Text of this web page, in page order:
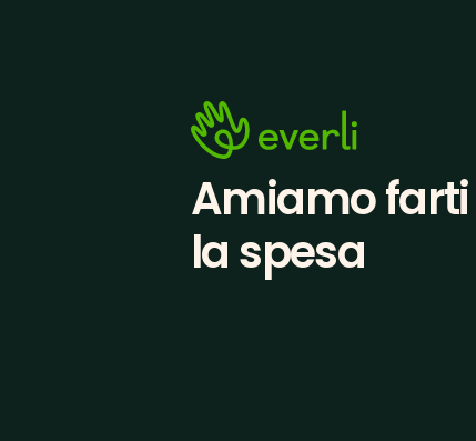
Amiamo farti
la spesa